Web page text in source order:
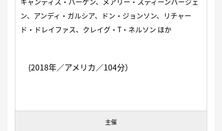
ン、アンディ・ガルシア、ドン・ジョンソン、リチャー
ド・ドレイファス、クレイグ・T・ネルソン ほか
(2018年／アメリカ／104分）
主催